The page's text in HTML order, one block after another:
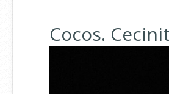
Cocos.